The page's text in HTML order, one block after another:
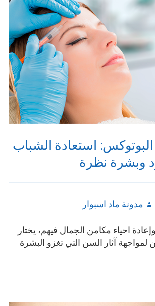
استعادة الشباب
وبشرة نظرة
Author
مدونة ماد اسبوار
احياء مكامن الجمال فيهم، يختار
آثار السن التي تغزو البشرة